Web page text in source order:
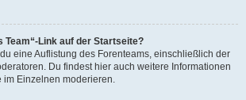
Team“-Link auf der Startseite?
eine Auflistung des Forenteams, einschließlich der
Du findest hier auch weitere Informationen
im Einzelnen moderieren.